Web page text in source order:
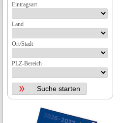
Eintragsart
Land
Ort/Stadt
PLZ-Bereich